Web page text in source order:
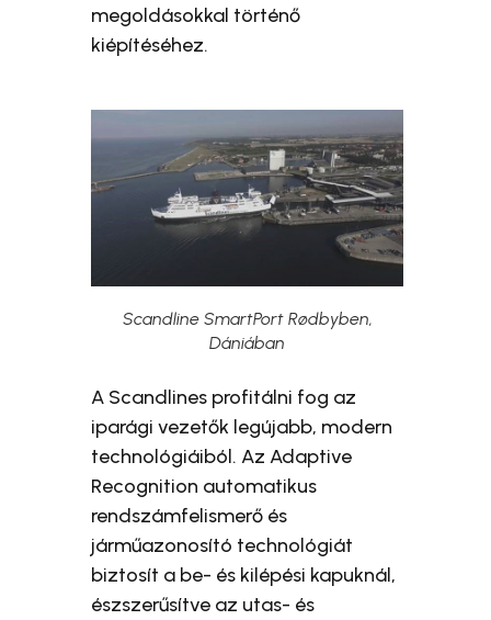
megoldásokkal történő
kiépítéséhez.
Scandline SmartPort Rødbyben,
Dániában
A Scandlines profitálni fog az
iparági vezetők legújabb, modern
technológiáiból. Az Adaptive
Recognition automatikus
rendszámfelismerő és
járműazonosító technológiát
biztosít a be- és kilépési kapuknál,
észszerűsítve az utas- és